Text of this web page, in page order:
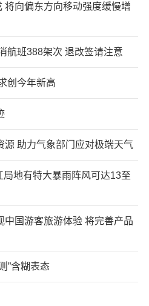
将向偏东方向移动强度缓慢增
航班388架次 退改签请注意
创今年新高
源 助力气象部门应对极端天气
局地有特大暴雨阵风可达13至
中国游客旅游体验 将完善产品
”含糊表态